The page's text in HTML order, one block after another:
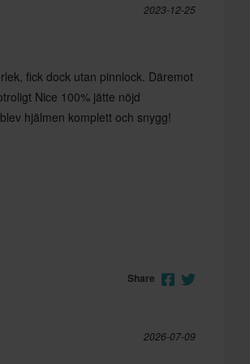
2023-12-25
fick dock utan pinnlock. Däremot
Nice 100% jätte nöjd
hjälmen komplett och snygg!
Share
2026-07-09